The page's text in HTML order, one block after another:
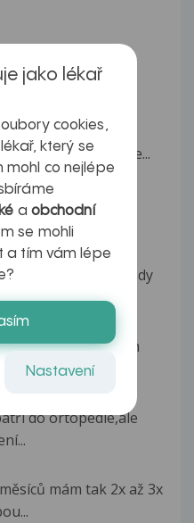
občas se mi
při...
ma
v noci nepracuje...
tremi dny pri
2x...
jisté potíže.. Vždy
dostávám
do ortopedie,ale
mám tak 2x až 3x
jako lékař
cookies,
který se
co nejlépe
a obchodní
se mohli
a tím vám lépe
Nastavení